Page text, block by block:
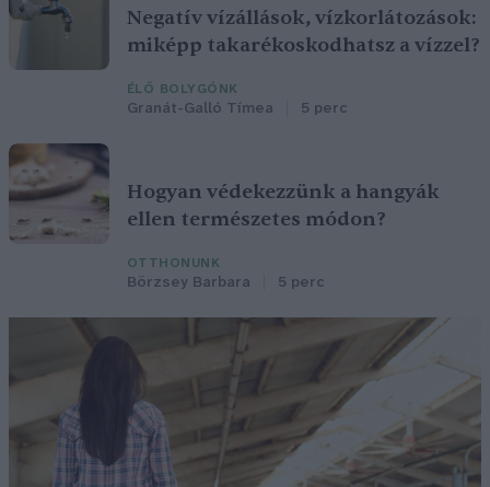
Negatív vízállások, vízkorlátozások:
miképp takarékoskodhatsz a vízzel?
ÉLŐ BOLYGÓNK
Granát-Galló Tímea 5 perc
Hogyan védekezzünk a hangyák
ellen természetes módon?
OTTHONUNK
Börzsey Barbara 5 perc